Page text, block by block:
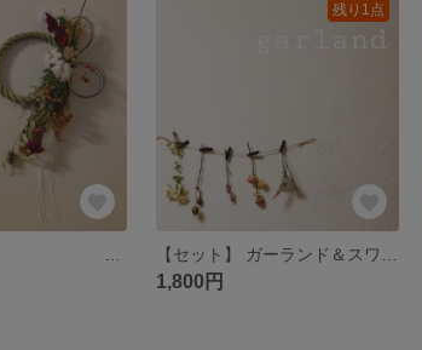
残り1点
1,800円